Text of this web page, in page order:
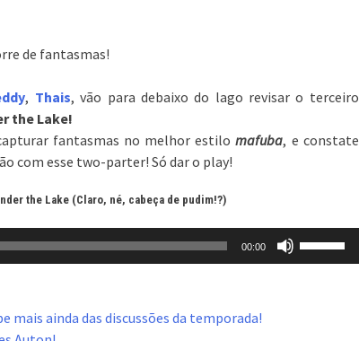
de fantasmas!
, Thais, vão para debaixo do lago revisar o terceiro
the Lake!
fantasmas no melhor estilomafuba, e constate
com esse two-parter! Só dar o play!
the Lake (Claro, né, cabeça de pudim!?)
00:00
ainda das discussões da temporada!